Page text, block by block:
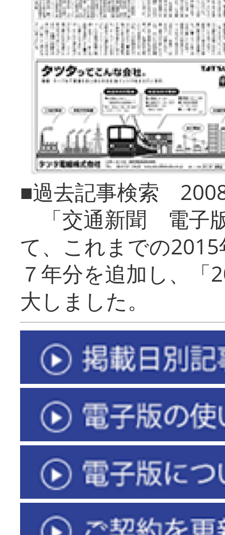
■過去記事検索
「交通新聞 電子
て、これまでの
７年分を追加し、「
大しまし